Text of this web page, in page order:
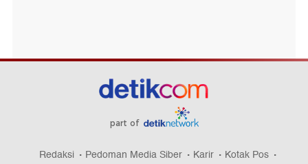
part of
Redaksi Pedoman Media Siber Karir
Kotak Pos